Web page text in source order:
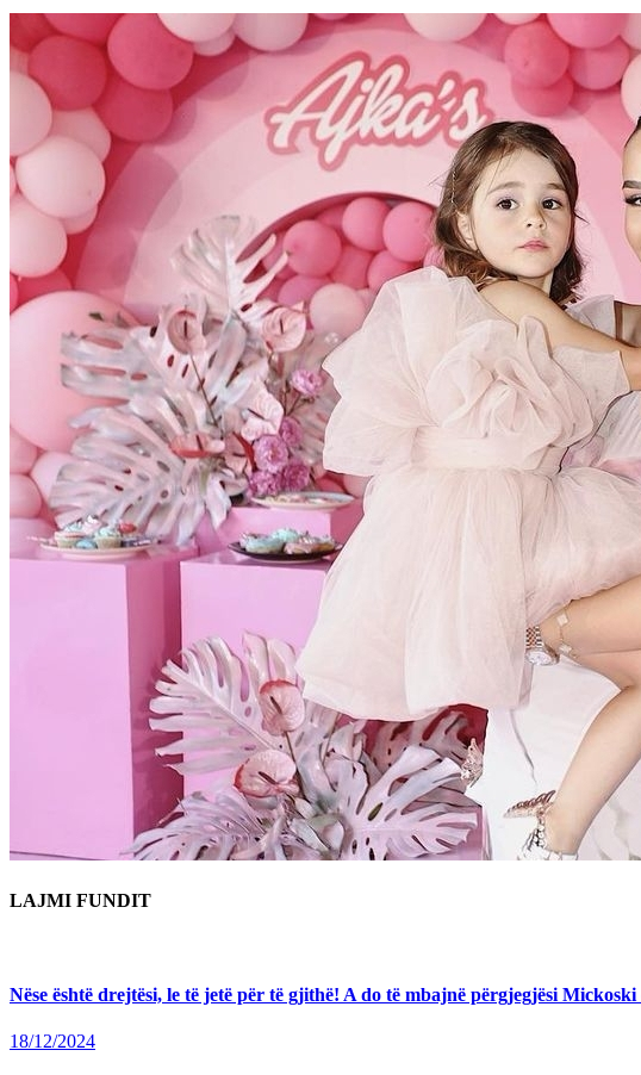
LAJMI FUNDIT
Nëse është drejtësi, le të jetë për të gjithë! A do të mbajnë përgjegjësi
18/12/2024